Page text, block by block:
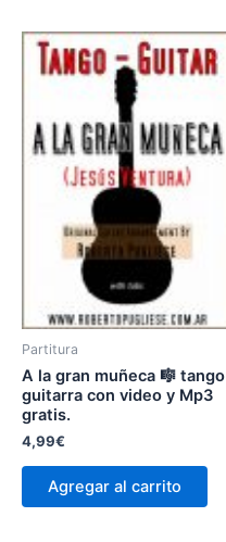
Partitura
A la gran muñeca 🎼 tango
guitarra con video y Mp3
gratis.
4,99€
Agregar al carrito